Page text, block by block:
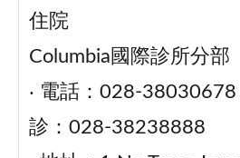
住院
Columbia國際診所分部
‧ 電話：028-
診：028-38238888